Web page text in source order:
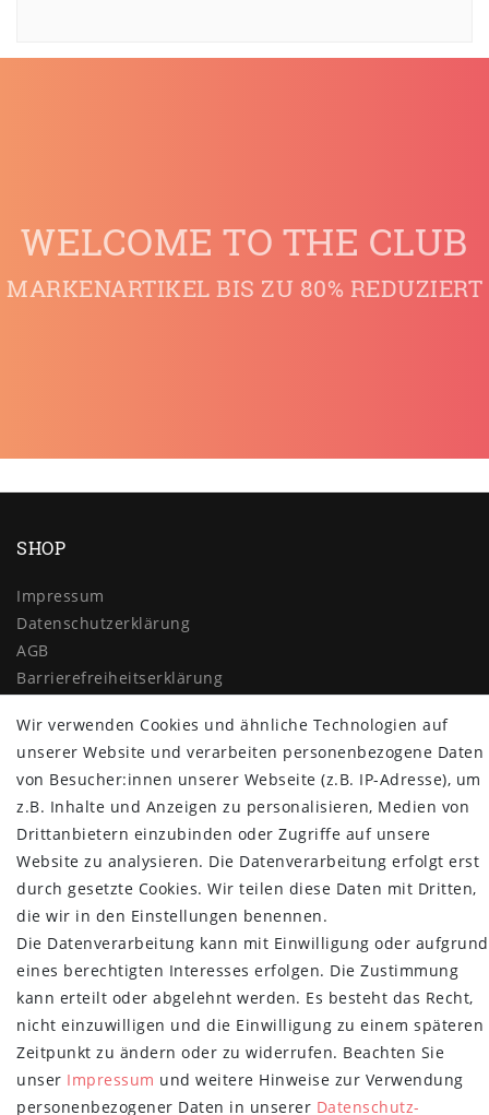
WELCOME TO THE CLUB
MARKENARTIKEL BIS ZU 80% REDUZIERT
SHOP
Impressum
Daten­schutz­erklärung
AGB
Barrierefreiheitserklärung
Vertrag widerrufen
MYPOPUPCLUB
Über uns
Retoure
Versand- und Zahlungsbedingungen
NEWSLETTER
E-MAIL **
Newsletter
Honig
Hiermit bestätige ich, dass ich die Daten­schutz­erklärunggelesen habe.
Meine Einwilligung kann ich jederzeit widerrufen.**
Abonnieren
Wir verwenden Cookies und ähnliche Technologien auf
unserer Website und verarbeiten personenbezogene Daten
von Besucher:innen unserer Webseite (z.B. IP-Adresse), um
z.B. Inhalte und Anzeigen zu personalisieren, Medien von
Drittanbietern einzubinden oder Zugriffe auf unsere
Website zu analysieren. Die Datenverarbeitung erfolgt erst
durch gesetzte Cookies. Wir teilen diese Daten mit Dritten,
die wir in den Einstellungen benennen.
Die Datenverarbeitung kann mit Einwilligung oder aufgrund
eines berechtigten Interesses erfolgen. Die Zustimmung
kann erteilt oder abgelehnt werden. Es besteht das Recht,
nicht einzuwilligen und die Einwilligung zu einem späteren
Zeitpunkt zu ändern oder zu widerrufen. Beachten Sie
unser Impressum und weitere Hinweise zur Verwendung
personenbezogener Daten in unserer Daten­schutz­